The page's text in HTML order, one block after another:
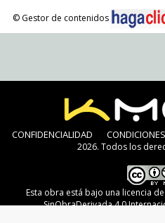
© Gestor de contenidos
CONFIDENCIALIDAD
2026. Todos los
Esta obra está bajo una licencia
SinObraDerivada 4.0